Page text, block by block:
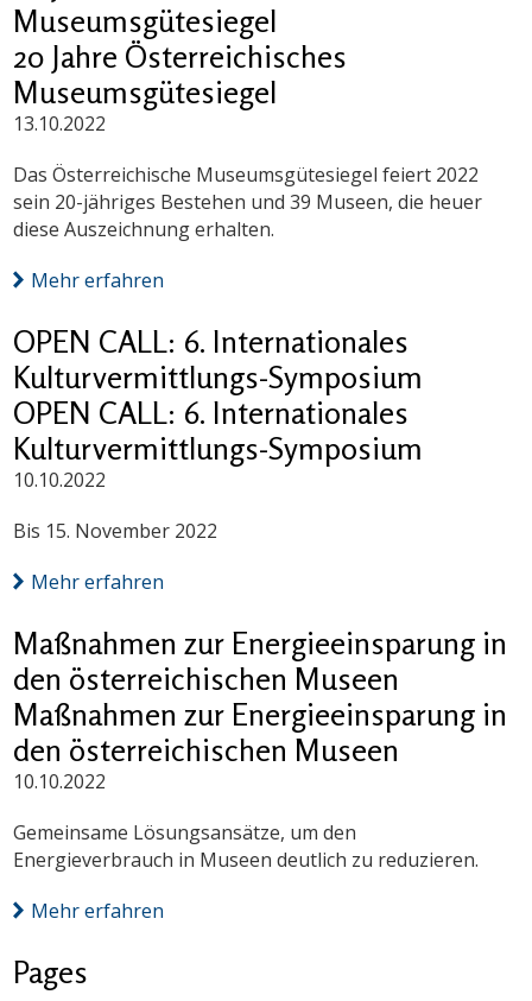
Museumsgütesiegel
20 Jahre Österreichisches
Museumsgütesiegel
13.10.2022
Das Österreichische Museumsgütesiegel feiert 2022
sein 20-jähriges Bestehen und 39 Museen, die heuer
diese Auszeichnung erhalten.
Mehr erfahren
OPEN CALL: 6. Internationales
Kulturvermittlungs-Symposium
OPEN CALL: 6. Internationales
Kulturvermittlungs-Symposium
10.10.2022
Bis 15. November 2022
Mehr erfahren
Maßnahmen zur Energieeinsparung in
den österreichischen Museen
Maßnahmen zur Energieeinsparung in
den österreichischen Museen
10.10.2022
Gemeinsame Lösungsansätze, um den
Energieverbrauch in Museen deutlich zu reduzieren.
Mehr erfahren
Pages